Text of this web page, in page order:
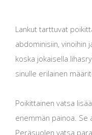
Lankut tarttuvat
abdominisiin, vinoihin
koska jokaisella
sinulle erilainen
Poikittainen vatsa
enemmän painoa. Se
Peräsuolen vatsa